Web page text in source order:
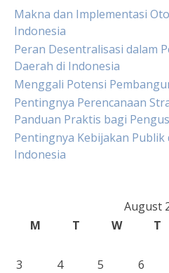
Makna dan Implementasi
Indonesia
Peran Desentralisasi dalam
Daerah di Indonesia
Menggali Potensi
Pentingnya Perencanaan
Panduan Praktis bagi
Pentingnya Kebijakan
Indonesia
August
M
T W T
3
4 5 6